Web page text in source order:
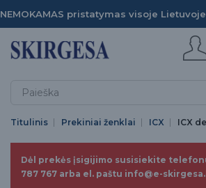
NEMOKAMAS pristatymas visoje
Titulinis Prekiniai ženklai ICX ICX
Dėl prekės įsigijimo susisiekite
787 767 arba el. paštu info@e-